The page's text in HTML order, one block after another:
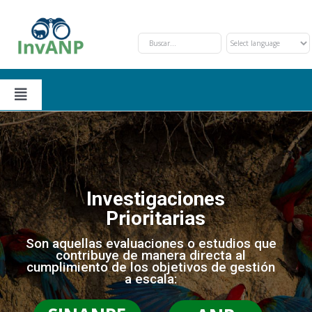
content
Toggle
Navigation
Secciones
Solicitud y Trámite
Oportunidades de Financiamiento
Investigaciones Prioritarias
Nosotros
Eventos
Contáctanos
Investigaciones
Prioritarias
Son aquellas evaluaciones o estudios que
contribuye de manera directa al
cumplimiento de los objetivos de gestión
a escala: